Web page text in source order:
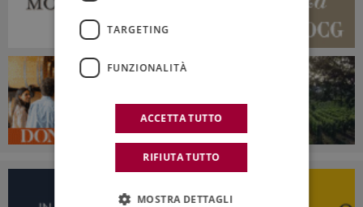
TARGETING
FUNZIONALITÀ
ACCETTA TUTTO
RIFIUTA TUTTO
MOSTRA DETTAGLI